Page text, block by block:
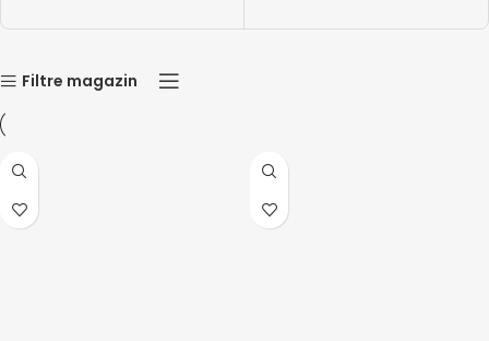
Filtre magazin